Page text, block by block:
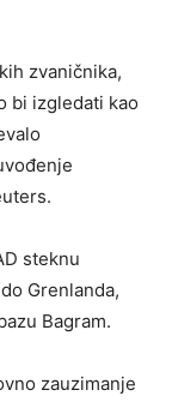
zvaničnika,
bi izgledati kao
steknu
Grenlanda,
Bagram.
zauzimanje